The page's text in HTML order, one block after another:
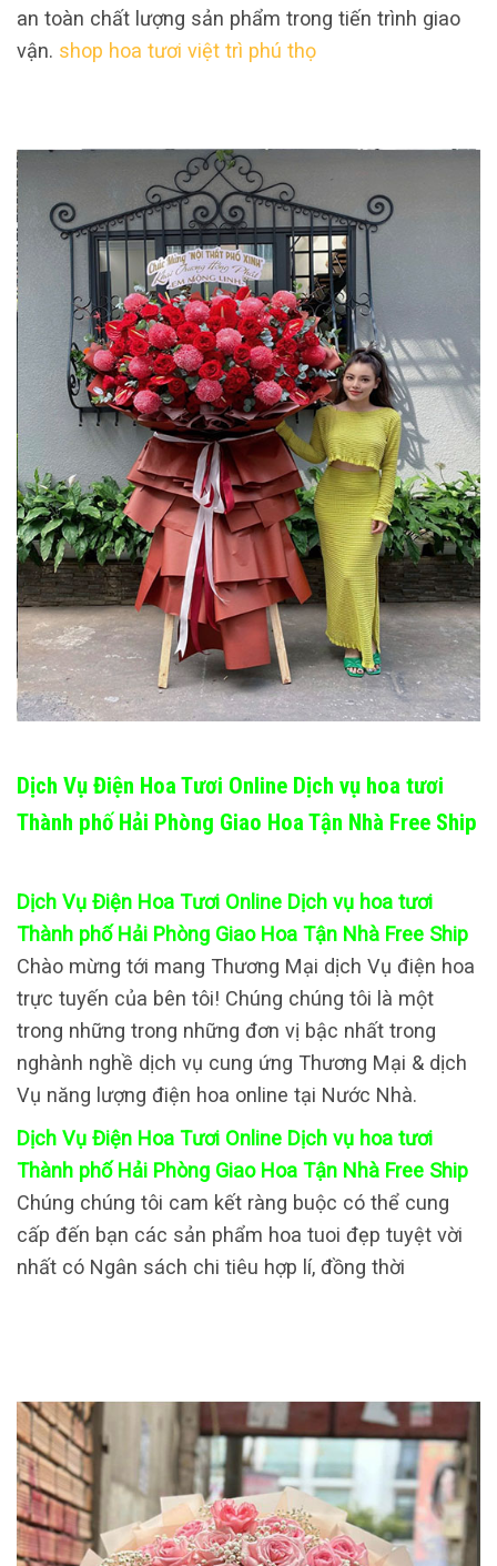
an toàn chất lượng sản phẩm trong tiến trình giao
vận. shop hoa tươi việt trì phú thọ
Dịch Vụ Điện Hoa Tươi Online Dịch vụ hoa tươi
Thành phố Hải Phòng Giao Hoa Tận Nhà Free Ship
Dịch Vụ Điện Hoa Tươi Online Dịch vụ hoa tươi
Thành phố Hải Phòng Giao Hoa Tận Nhà Free Ship
Chào mừng tới mang Thương Mại dịch Vụ điện hoa
trực tuyến của bên tôi! Chúng chúng tôi là một
trong những trong những đơn vị bậc nhất trong
nghành nghề dịch vụ cung ứng Thương Mại & dịch
Vụ năng lượng điện hoa online tại Nước Nhà.
Dịch Vụ Điện Hoa Tươi Online Dịch vụ hoa tươi
Thành phố Hải Phòng Giao Hoa Tận Nhà Free Ship
Chúng chúng tôi cam kết ràng buộc có thể cung
cấp đến bạn các sản phẩm hoa tuoi đẹp tuyệt vời
nhất có Ngân sách chi tiêu hợp lí, đồng thời